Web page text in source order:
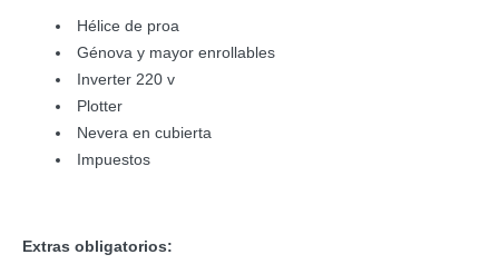
Hélice de proa
Génova y mayor enrollables
Inverter 220 v
Plotter
Nevera en cubierta
Impuestos
Extras obligatorios: